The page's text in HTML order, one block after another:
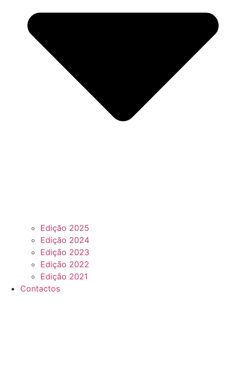
Edição 2025
Edição 2024
Edição 2023
Edição 2022
Edição 2021
Contactos